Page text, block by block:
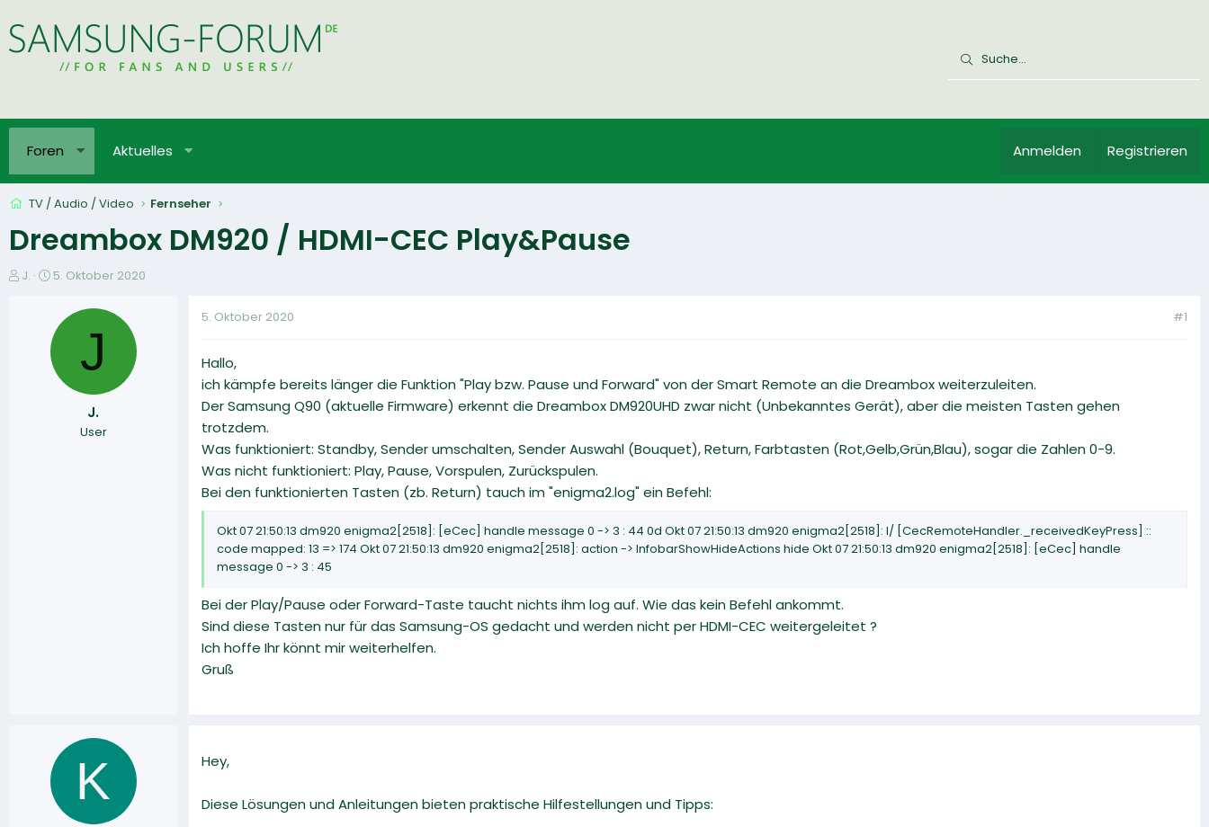
Foren Aktuelles Anmelden Registrieren
TV / Audio / Video Fernseher
Dreambox DM920 / HDMI-CEC Play&Pause
E
J.
E
t
l
5. Oktober 2020
J
J.
User
5. Oktober 2020 #1
Hallo,
ich kämpfe bereits länger die Funktion "Play bzw. Pause und Forward" von der Smart Remote an die Dreambox weiterzuleiten.
Der Samsung Q90 (aktuelle Firmware) erkennt die Dreambox DM920UHD zwar nicht (Unbekanntes Gerät), aber die meisten Tasten gehen
trotzdem.
Was funktioniert: Standby, Sender umschalten, Sender Auswahl (Bouquet), Return, Farbtasten (Rot,Gelb,Grün,Blau), sogar die Zahlen 0-9.
Was nicht funktioniert: Play, Pause, Vorspulen, Zurückspulen.
Bei den funktionierten Tasten (zb. Return) tauch im "enigma2.log" ein Befehl:
Okt 07 21:50:13 dm920 enigma2[2518]: [eCec] handle message 0 -> 3 : 44 0d Okt 07 21:50:13 dm920 enigma2[2518]: I/ [CecRemoteHandler._receivedKeyPress] ::
code mapped: 13 => 174 Okt 07 21:50:13 dm920 enigma2[2518]: action -> InfobarShowHideActions hide Okt 07 21:50:13 dm920 enigma2[2518]: [eCec] handle
message 0 -> 3 : 45
Bei der Play/Pause oder Forward-Taste taucht nichts ihm log auf. Wie das kein Befehl ankommt.
Sind diese Tasten nur für das Samsung-OS gedacht und werden nicht per HDMI-CEC weitergeleitet ?
Ich hoffe Ihr könnt mir weiterhelfen.
Gruß
K Hey,
Diese Lösungen und Anleitungen bieten praktische Hilfestellungen und Tipps: